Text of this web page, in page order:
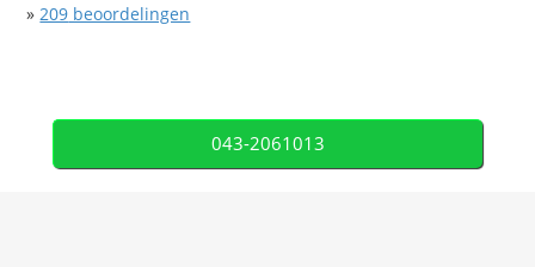
» 209 beoordelingen
043-2061013